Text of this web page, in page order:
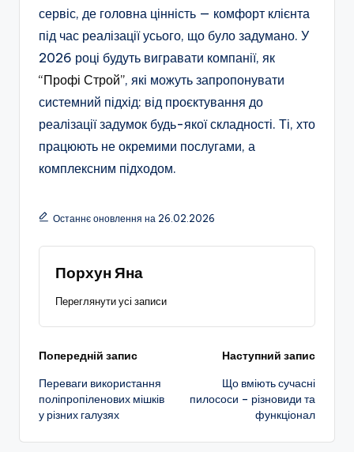
сервіс, де головна цінність — комфорт клієнта
під час реалізації усього, що було задумано. У
2026 році будуть вигравати компанії, як
“Профі Строй”, які можуть запропонувати
системний підхід: від проєктування до
реалізації задумок будь-якої складності. Ті, хто
працюють не окремими послугами, а
комплексним підходом.
Останнє оновлення на 26.02.2026
Порхун Яна
Переглянути усі записи
Навігація
по
запису
Попередній запис
Переваги використання
поліпропіленових мішків
у різних галузях
Наступний запис
Що вміють сучасні
пилососи – різновиди та
функціонал